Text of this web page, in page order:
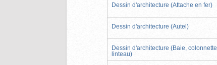
Dessin d'architecture (Attache en fer)
Dessin d'architecture (Autel)
Dessin d'architecture (Baie, colonnette,
linteau)